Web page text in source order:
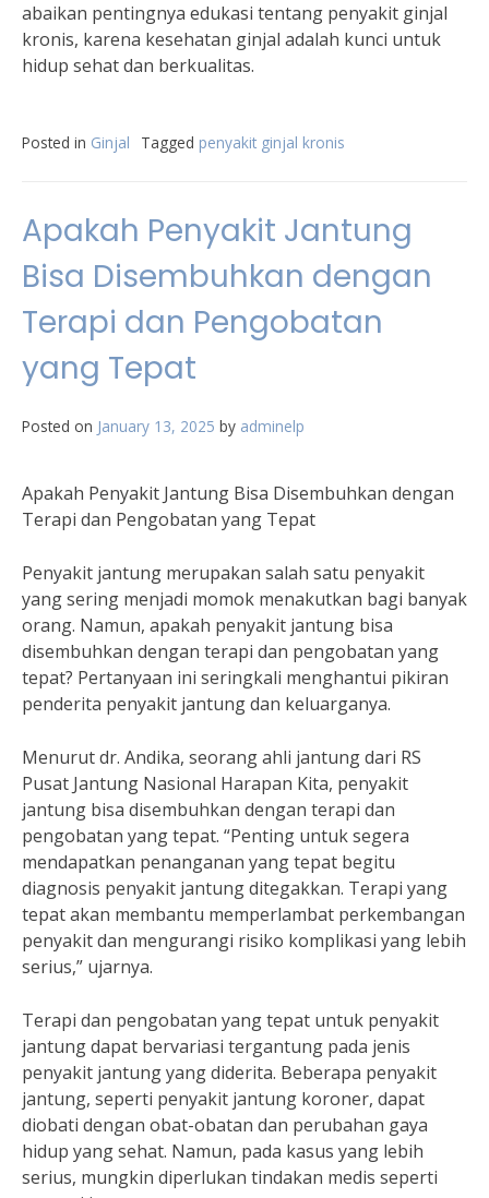
abaikan pentingnya edukasi tentang penyakit ginjal
kronis, karena kesehatan ginjal adalah kunci untuk
hidup sehat dan berkualitas.
Posted in Ginjal Tagged penyakit ginjal kronis
Apakah Penyakit Jantung
Bisa Disembuhkan dengan
Terapi dan Pengobatan
yang Tepat
Posted on January 13, 2025 by adminelp
Apakah Penyakit Jantung Bisa Disembuhkan dengan
Terapi dan Pengobatan yang Tepat
Penyakit jantung merupakan salah satu penyakit
yang sering menjadi momok menakutkan bagi banyak
orang. Namun, apakah penyakit jantung bisa
disembuhkan dengan terapi dan pengobatan yang
tepat? Pertanyaan ini seringkali menghantui pikiran
penderita penyakit jantung dan keluarganya.
Menurut dr. Andika, seorang ahli jantung dari RS
Pusat Jantung Nasional Harapan Kita, penyakit
jantung bisa disembuhkan dengan terapi dan
pengobatan yang tepat. “Penting untuk segera
mendapatkan penanganan yang tepat begitu
diagnosis penyakit jantung ditegakkan. Terapi yang
tepat akan membantu memperlambat perkembangan
penyakit dan mengurangi risiko komplikasi yang lebih
serius,” ujarnya.
Terapi dan pengobatan yang tepat untuk penyakit
jantung dapat bervariasi tergantung pada jenis
penyakit jantung yang diderita. Beberapa penyakit
jantung, seperti penyakit jantung koroner, dapat
diobati dengan obat-obatan dan perubahan gaya
hidup yang sehat. Namun, pada kasus yang lebih
serius, mungkin diperlukan tindakan medis seperti